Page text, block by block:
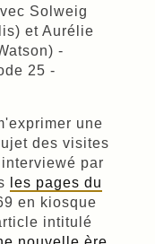
Solweig
et Aurélie
-
25 -
une
des visites
par
les pages du
en kiosque
intitulé